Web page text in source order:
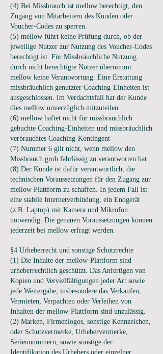
(4) Bei Missbrauch ist mellow berechtigt, den
Zugang von Mitarbeitern des Kunden oder
Voucher-Codes zu sperren.
(5) mellow führt keine Prüfung durch, ob der
jeweilige Nutzer zur Nutzung des Voucher-Codes
berechtigt ist. Für Missbräuchliche Nutzung
durch nicht berechtigte Nutzer übernimmt
mellow keine Verantwortung. Eine Erstattung
missbräuchlich genutzter Coaching-Einheiten ist
ausgeschlossen. Im Verdachtsfall hat der Kunde
dies mellow unverzüglich mitzuteilen.
(6) mellow haftet nicht für missbräuchlich
gebuchte Coaching-Einheiten und missbräuchlich
verbrauchtes Coaching-Kontingent
(7) Nummer 6 gilt nicht, wenn mellow den
Missbrauch grob fahrlässig zu verantworten hat.
(8) Der Kunde ist dafür verantwortlich, die
technischen Voraussetzungen für den Zugang zur
mellow Plattform zu schaffen. In jedem Fall ist
eine stabile Internetverbindung, ein Endgerät
(z.B. Laptop) mit Kamera und Mikrofon
notwendig. Die genauen Voraussetzungen können
jederzeit bei mellow erfragt werden.
§4 Urheberrecht und sonstige Schutzrechte
(1) Die Inhalte der mellow-Plattform sind
urheberrechtlich geschützt. Das Anfertigen von
Kopien und Vervielfältigungen jeder Art sowie
jede Weitergabe, insbesondere das Verkaufen,
Vermieten, Verpachten oder Verleihen von
Inhalten der mellow-Plattform sind unzulässig.
(2) Marken, Firmenlogos, sonstige Kennzeichen,
oder Schutzvermerke, Urhebervermerke,
Seriennummern, sowie sonstige der
Identifikation des Urhebers oder einzelner